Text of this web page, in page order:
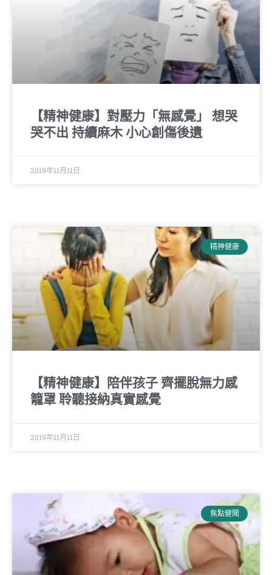
【精神健康】對壓力「無感覺」 想哭
哭不出 持續麻木 小心創傷後遺
2019年11月11日
精神健康
【精神健康】陪伴孩子 齊擺脫無力感
籠罩 聆聽接納真實感覺
2019年11月11日
焦點健聞